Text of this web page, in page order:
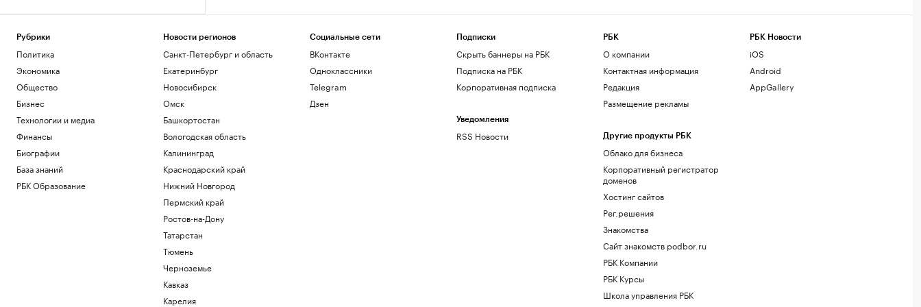
Рубрики
Политика
Экономика
Общество
Бизнес
Технологии и медиа
Финансы
Биографии
База знаний
РБК Образование
Новости регионов
Санкт-Петербург и область
Екатеринбург
Новосибирск
Омск
Башкортостан
Вологодская область
Калининград
Краснодарский край
Нижний Новгород
Пермский край
Ростов-на-Дону
Татарстан
Тюмень
Черноземье
Кавказ
Карелия
Социальные сети
ВКонтакте
Одноклассники
Telegram
Дзен
Подписки
Скрыть баннеры на РБК
Подписка на РБК
Корпоративная подписка
Уведомления
RSS Новости
РБК
О компании
Контактная информация
Редакция
Размещение рекламы
Другие продукты РБК
Облако для бизнеса
Корпоративный регистратор
доменов
Хостинг сайтов
Рег.решения
Знакомства
Сайт знакомств podbor.ru
РБК Компании
РБК Курсы
Школа управления РБК
РБК Новости
iOS
Android
AppGallery